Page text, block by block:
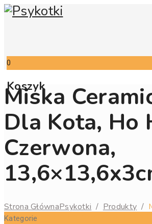
0
Koszyk
Miska
Dla Kota, Ho
Czerwona,
Strona GłównaPsykotki / Produkty /
Dla Kota, Ho Ho Ho, Czerwona,
Kategorie